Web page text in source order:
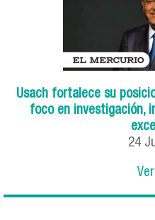
Usach fortalece su
foco en investigación,
24